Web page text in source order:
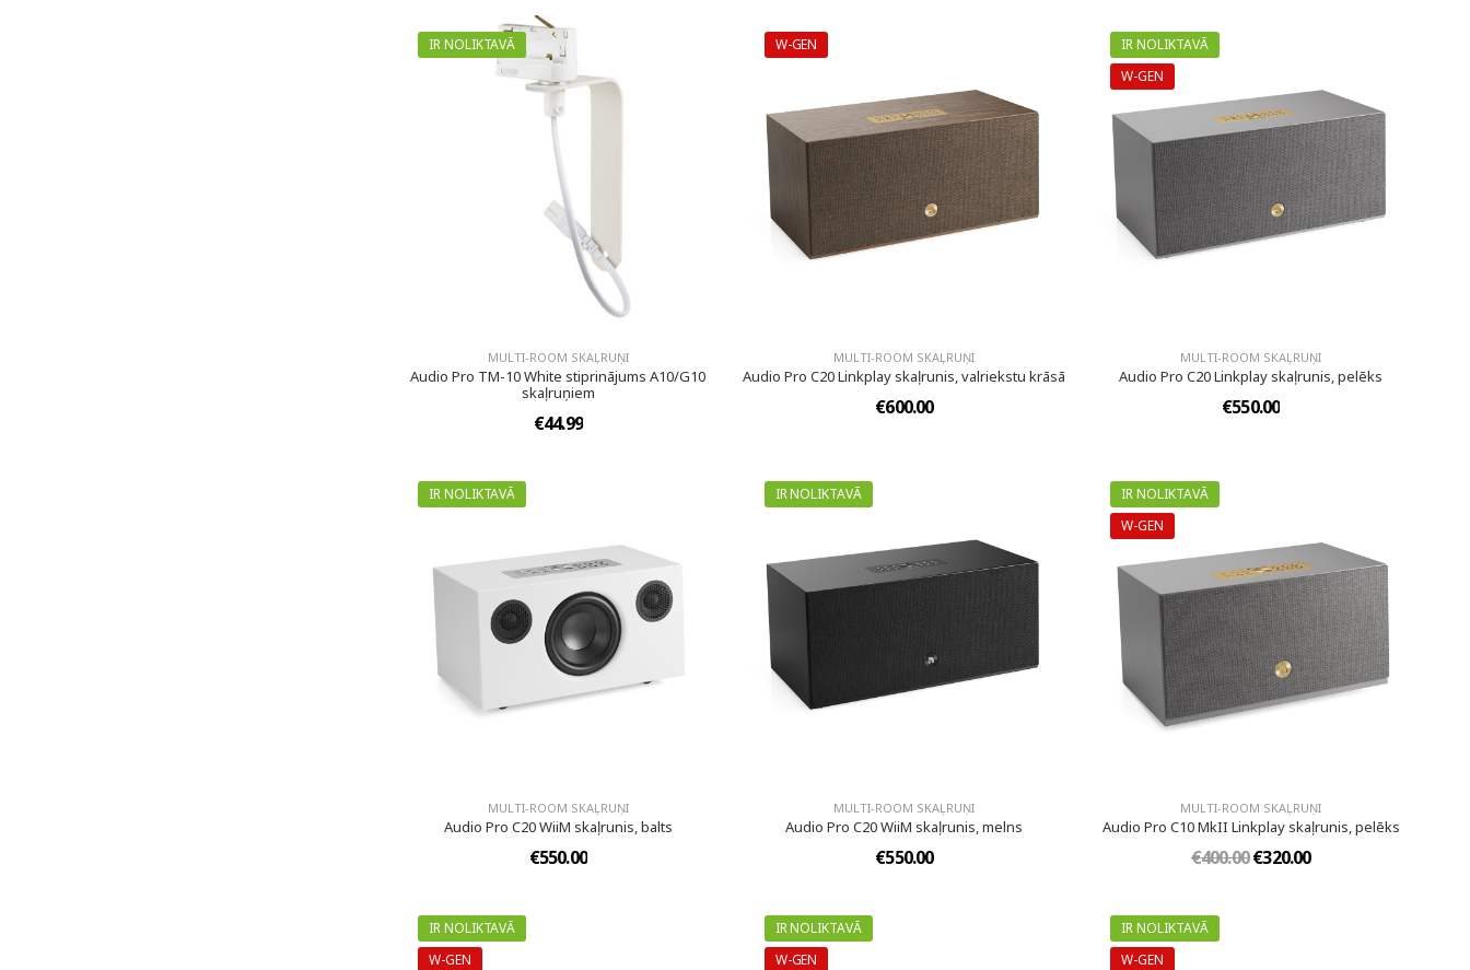
IR NOLIKTAVĀ
MULTI-ROOM SKAĻRUŅI
Audio Pro TM-10 White stiprinājums A10/G10
skaļruņiem
€44.99
W-GEN
MULTI-ROOM SKAĻRUŅI
Audio Pro C20 Linkplay skaļrunis, valriekstu krāsā
€600.00
IR NOLIKTAVĀ
W-GEN
MULTI-ROOM SKAĻRUŅI
Audio Pro C20 Linkplay skaļrunis, pelēks
€550.00
IR NOLIKTAVĀ
MULTI-ROOM SKAĻRUŅI
Audio Pro C20 WiiM skaļrunis, balts
€550.00
IR NOLIKTAVĀ
MULTI-ROOM SKAĻRUŅI
Audio Pro C20 WiiM skaļrunis, melns
€550.00
IR NOLIKTAVĀ
W-GEN
MULTI-ROOM SKAĻRUŅI
Audio Pro C10 MkII Linkplay skaļrunis, pelēks
€400.00€320.00
IR NOLIKTAVĀ
W-GEN
IR NOLIKTAVĀ
W-GEN
IR NOLIKTAVĀ
W-GEN